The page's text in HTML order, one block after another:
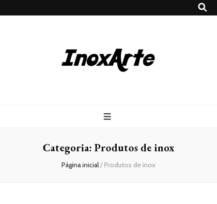
Categoria: Produtos de inox
Página inicial/ Produtos de inox